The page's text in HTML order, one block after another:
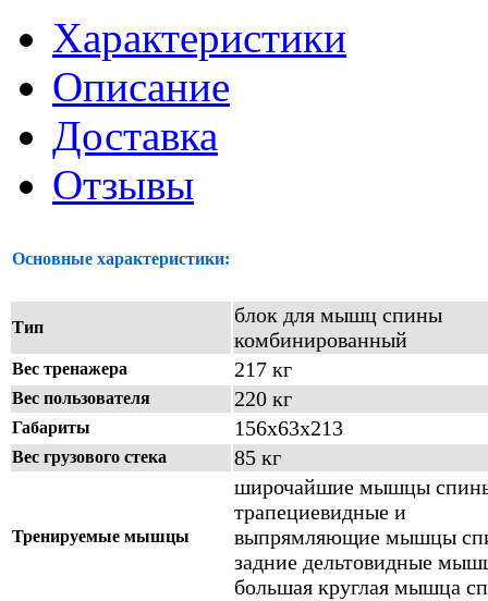
Характеристики
Описание
Доставка
Отзывы
Основные характеристики:
Тип
блок для мышц спины
комбинированный
Вес тренажера 217 кг
Вес пользователя 220 кг
Габариты 156х63х213
Вес грузового стека 85 кг
Тренируемые мышцы
широчайшие мышцы
трапециевидные и
выпрямляющие мышцы
задние дельтовидные
большая круглая мышца